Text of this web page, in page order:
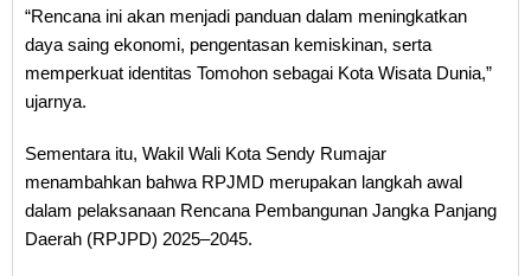
“Rencana ini akan menjadi panduan dalam meningkatkan
daya saing ekonomi, pengentasan kemiskinan, serta
memperkuat identitas Tomohon sebagai Kota Wisata Dunia,”
ujarnya.
Sementara itu, Wakil Wali Kota Sendy Rumajar
menambahkan bahwa RPJMD merupakan langkah awal
dalam pelaksanaan Rencana Pembangunan Jangka Panjang
Daerah (RPJPD) 2025–2045.